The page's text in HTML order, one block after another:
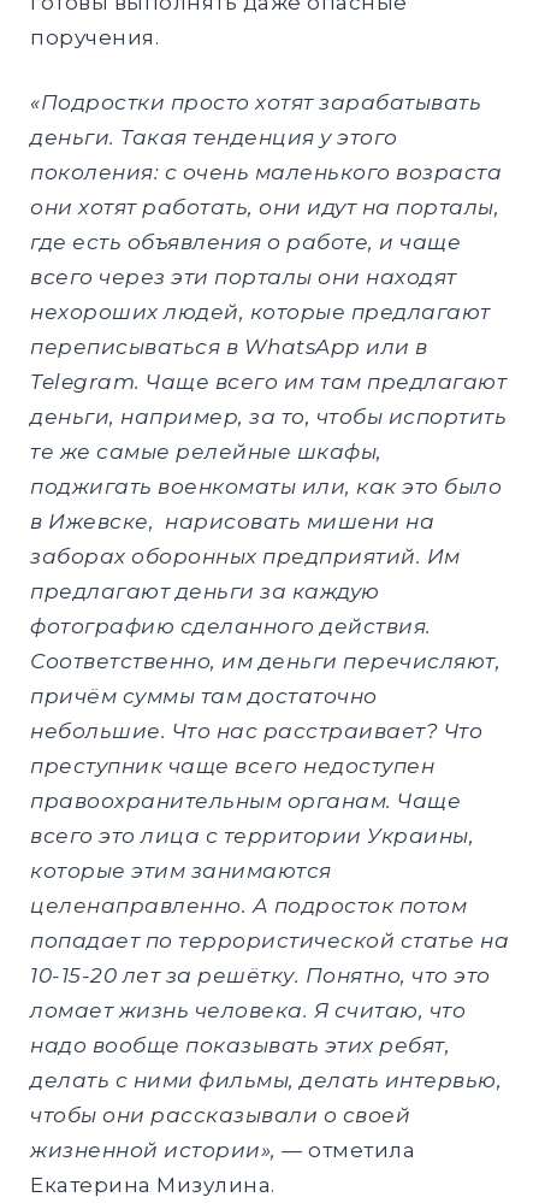
поручения.
«Подростки просто хотят зарабатывать
деньги. Такая тенденция у этого
поколения: с очень маленького возраста
они хотят работать, они идут на порталы,
где есть объявления о работе, и чаще
всего через эти порталы они находят
нехороших людей, которые предлагают
переписываться в WhatsApp или в
Telegram. Чаще всего им там предлагают
деньги, например, за то, чтобы испортить
те же самые релейные шкафы,
поджигать военкоматы или, как это было
в Ижевске, нарисовать мишени на
заборах оборонных предприятий. Им
предлагают деньги за каждую
фотографию сделанного действия.
Соответственно, им деньги перечисляют,
причём суммы там достаточно
небольшие. Что нас расстраивает? Что
преступник чаще всего недоступен
правоохранительным органам. Чаще
всего это лица с территории Украины,
которые этим занимаются
целенаправленно. А подросток потом
попадает по террористической статье на
10-15-20 лет за решётку. Понятно, что это
ломает жизнь человека. Я считаю, что
надо вообще показывать этих ребят,
делать с ними фильмы, делать интервью,
чтобы они рассказывали о своей
жизненной истории», — отметила
Екатерина Мизулина.